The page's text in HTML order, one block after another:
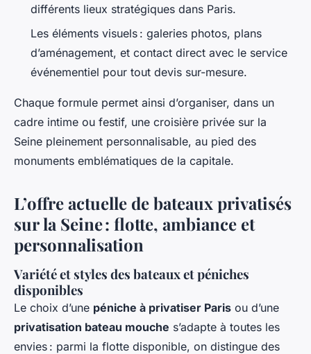
différents lieux stratégiques dans Paris.
Les éléments visuels : galeries photos, plans
d’aménagement, et contact direct avec le service
événementiel pour tout devis sur-mesure.
Chaque formule permet ainsi d’organiser, dans un
cadre intime ou festif, une croisière privée sur la
Seine pleinement personnalisable, au pied des
monuments emblématiques de la capitale.
L’offre actuelle de bateaux privatisés
sur la Seine : flotte, ambiance et
personnalisation
Variété et styles des bateaux et péniches
disponibles
Le choix d’une péniche à privatiser Paris ou d’une
privatisation bateau mouche s’adapte à toutes les
envies : parmi la flotte disponible, on distingue des